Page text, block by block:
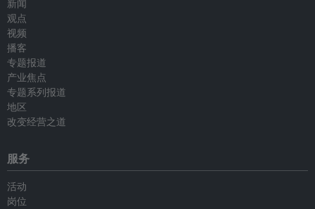
新闻
观点
视频
播客
专题报道
产业焦点
专题系列报道
地区
改变经营之道
服务
活动
岗位